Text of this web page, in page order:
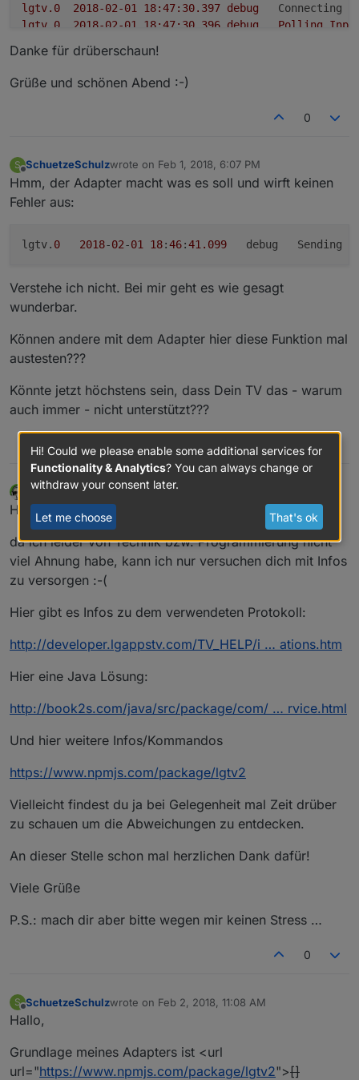
lgtv.0
debug
Connecting
lgtv.0
debug Polling
lgtv.0
lgtv.0
starting.
lgtv.0
2018-02-01 18:46:30.244 debug
Danke für drüberschaun!
Grüße und schönen Abend :-)
0
S SchuetzeSchulzwrote on Feb 1, 2018, 6:07 PM
last edited by
Hmm, der Adapter macht was es soll und wirft keinen
Fehler aus:
lgtv. 0 2018-02-01 18:46:41.099
debug   Sending
Verstehe ich nicht. Bei mir geht es wie gesagt
wunderbar.
Können andere mit dem Adapter hier diese Funktion mal
austesten???
Könnte jetzt höchstens sein, dass Dein TV das - warum
auch immer - nicht unterstützt???
0
Offline
Plasmachefwrote onFeb 2, 2018, 11:04 AM
Hallo SchuetzeSchulz,
da ich leider von Technik bzw. Programmierung nicht
viel Ahnung habe, kann ich nur versuchen dich mit Infos
zu versorgen :-(
Hier gibt es Infos zu dem verwendeten Protokoll:
http://developer.lgappstv.com/TV_HELP/i … ations.htm
Hier eine Java Lösung:
http://book2s.com/java/src/package/com/ … rvice.html
Und hier weitere Infos/Kommandos
https://www.npmjs.com/package/lgtv2
Vielleicht findest du ja bei Gelegenheit mal Zeit drüber
zu schauen um die Abweichungen zu entdecken.
An dieser Stelle schon mal herzlichen Dank dafür!
Viele Grüße
P.S.: mach dir aber bitte wegen mir keinen Stress …
0
S
Offline
SchuetzeSchulzwrote on Feb 2, 2018, 11:08 AM
last edited by
Hallo,
Grundlage meines Adapters ist <url
url="https://www.npmjs.com/package/lgtv2">[]
Hi! Could we please enable some additional services for
Functionality & Analytics? You can always change or
withdraw your consent later.
Let me choose That's ok